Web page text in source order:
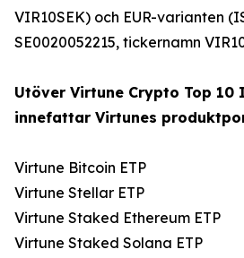
VIR10SEK) och EUR-varianten
SE0020052215, tickernamn
Utöver Virtune Crypto Top 10
innefattar Virtunes
Virtune Bitcoin ETP
Virtune Stellar ETP
Virtune Staked Ethereum ETP
Virtune Staked Solana ETP